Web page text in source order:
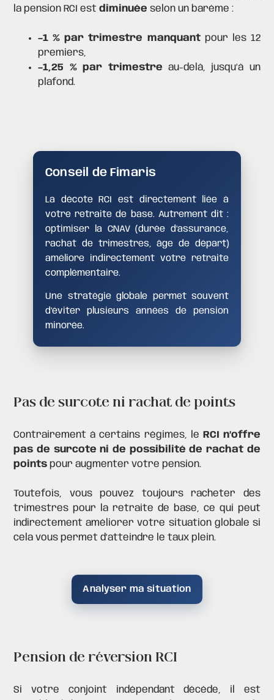
la pension RCI estdiminuée selon un barème :
–1 % par trimestre manquantpour les 12
premiers,
–1,25 % par trimestre au-delà, jusqu’à un
plafond.
Conseil de Fimaris
La décote RCI est directement liée à
votre retraite de base. Autrement dit :
optimiser la CNAV (durée d’assurance,
rachat de trimestres, âge de départ)
améliore indirectement votre retraite
complémentaire.
Une stratégie globale permet souvent
d’éviter plusieurs années de pension
minorée.
Pas de surcote ni rachat de points
Contrairement à certains régimes, le RCI n’offre
pas de surcote ni de possibilité de rachat de
points pour augmenter votre pension.
Toutefois, vous pouvez toujoursracheter des
trimestres pour la retraite de base, ce qui peut
indirectement améliorer votre situation globale si
cela vous permet d’atteindre le taux plein.
Analyser ma situation
Pension de réversion RCI
Si votre conjoint indépendant décède, il est